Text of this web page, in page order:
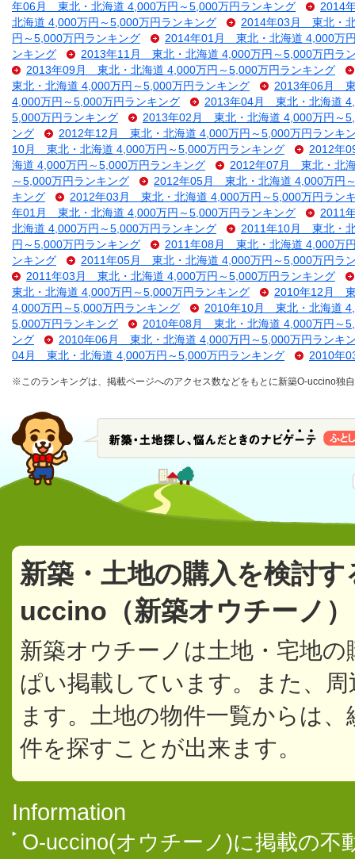
年06月 東北・北海道 4,000万円～5,000万円ランキング
2014
北海道 4,000万円～5,000万円ランキング
2014年03月 東北・
円～5,000万円ランキング
2014年01月 東北・北海道 4,000万
ンキング
2013年11月 東北・北海道 4,000万円～5,000万円ラ
2013年09月 東北・北海道 4,000万円～5,000万円ランキング
東北・北海道 4,000万円～5,000万円ランキング
2013年06月 東
4,000万円～5,000万円ランキング
2013年04月 東北・北海道
5,000万円ランキング
2013年02月 東北・北海道 4,000万円～
ング
2012年12月 東北・北海道 4,000万円～5,000万円ランキ
10月 東北・北海道 4,000万円～5,000万円ランキング
2012年
海道 4,000万円～5,000万円ランキング
2012年07月 東北・北
～5,000万円ランキング
2012年05月 東北・北海道 4,000万円
キング
2012年03月 東北・北海道 4,000万円～5,000万円ラン
年01月 東北・北海道 4,000万円～5,000万円ランキング
2011
北海道 4,000万円～5,000万円ランキング
2011年10月 東北・
円～5,000万円ランキング
2011年08月 東北・北海道 4,000万
ンキング
2011年05月 東北・北海道 4,000万円～5,000万円ラ
2011年03月 東北・北海道 4,000万円～5,000万円ランキング
東北・北海道 4,000万円～5,000万円ランキング
2010年12月 東
4,000万円～5,000万円ランキング
2010年10月 東北・北海道
5,000万円ランキング
2010年08月 東北・北海道 4,000万円～
ング
2010年06月 東北・北海道 4,000万円～5,000万円ランキ
04月 東北・北海道 4,000万円～5,000万円ランキング
2010年
※このランキングは、掲載ページへのアクセス数などをもとに新築O-uccino独
新築・土地の購入を検討
uccino（新築オウチーノ
新築オウチーノは土地・宅地
ぱい掲載しています。また、
ます。土地の物件一覧からは
件を探すことが出来ます。
Information
O-uccino(オウチーノ)に掲載の不